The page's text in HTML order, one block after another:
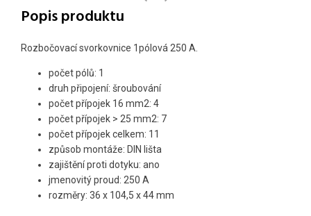
Popis produktu
Rozbočovací svorkovnice 1pólová 250 A.
počet pólů: 1
druh připojení: šroubování
počet přípojek 16 mm2: 4
počet přípojek > 25 mm2: 7
počet přípojek celkem: 11
způsob montáže: DIN lišta
zajištění proti dotyku: ano
jmenovitý proud: 250 A
rozměry: 36 x 104,5 x 44 mm